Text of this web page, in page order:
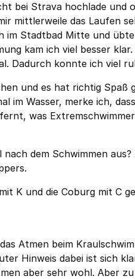
bei Strava hochlade
mittlerweile das Laufen
Stadtbad Mitte und
kam ich viel besser
Dadurch konnte ich viel
und es hat richtig Spaß
im Wasser, merke ich,
was Extremschwimmer
dem Schwimmen
K und die Coburg mit C
Atmen beim
Hinweis dabei ist sich
aber sehr wohl. Aber